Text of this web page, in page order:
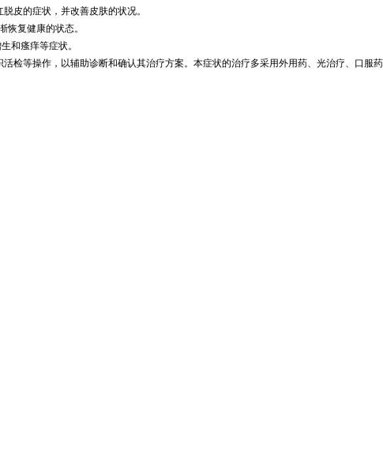
皮的症状，并改善皮肤的状况。
复健康的状态。
和瘙痒等症状。
检等操作，以辅助诊断和确认其治疗方案。本症状的治疗多采用外用药、光治疗、口服药